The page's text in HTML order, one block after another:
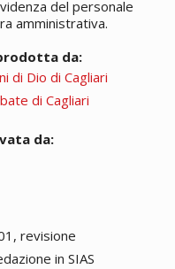
del personale
amministrativa.
da:
di Dio di Cagliari
di Cagliari
da:
revisione
in SIAS